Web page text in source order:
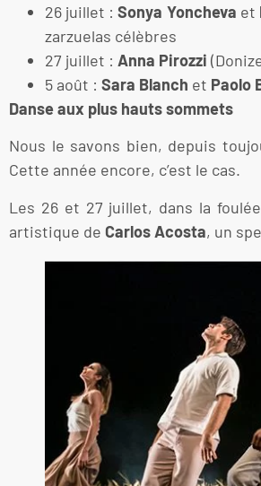
26 juillet :Sonya Yoncheva et
zarzuelas célèbres
27 juillet : Anna Pirozzi
5 août : Sara Blanch et Paolo
Danse aux plus hauts sommets
Nous le savons bien, depuis
Cette année encore, c’est le cas.
Les 26 et 27 juillet, dans la
artistique de Carlos Acosta, un